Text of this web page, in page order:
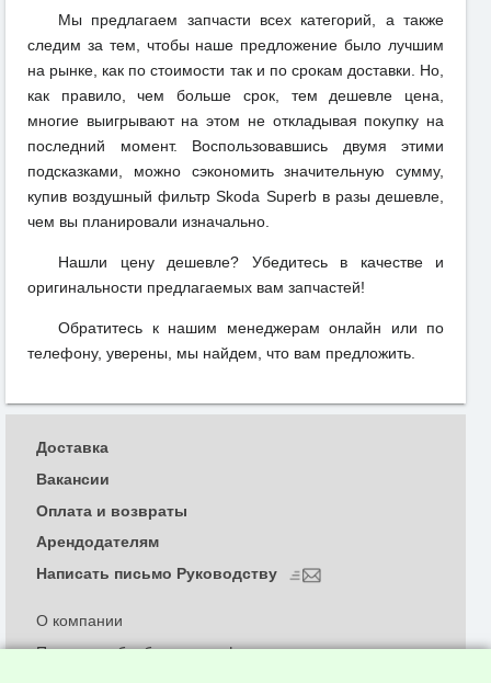
Мы предлагаем запчасти всех категорий, а также
следим за тем, чтобы наше предложение было лучшим
на рынке, как по стоимости так и по срокам доставки. Но,
как правило, чем больше срок, тем дешевле цена,
многие выигрывают на этом не откладывая покупку на
последний момент. Воспользовавшись двумя этими
подсказками, можно сэкономить значительную сумму,
купив воздушный фильтр Skoda Superb в разы дешевле,
чем вы планировали изначально.
Нашли цену дешевле? Убедитесь в качестве и
оригинальности предлагаемых вам запчастей!
Обратитесь к нашим менеджерам онлайн или по
телефону, уверены, мы найдем, что вам предложить.
О компании
Политика обработки и конфиденциальности
Доставка
Вакансии
Оплата и возвраты
Арендодателям
Написать письмо Руководству